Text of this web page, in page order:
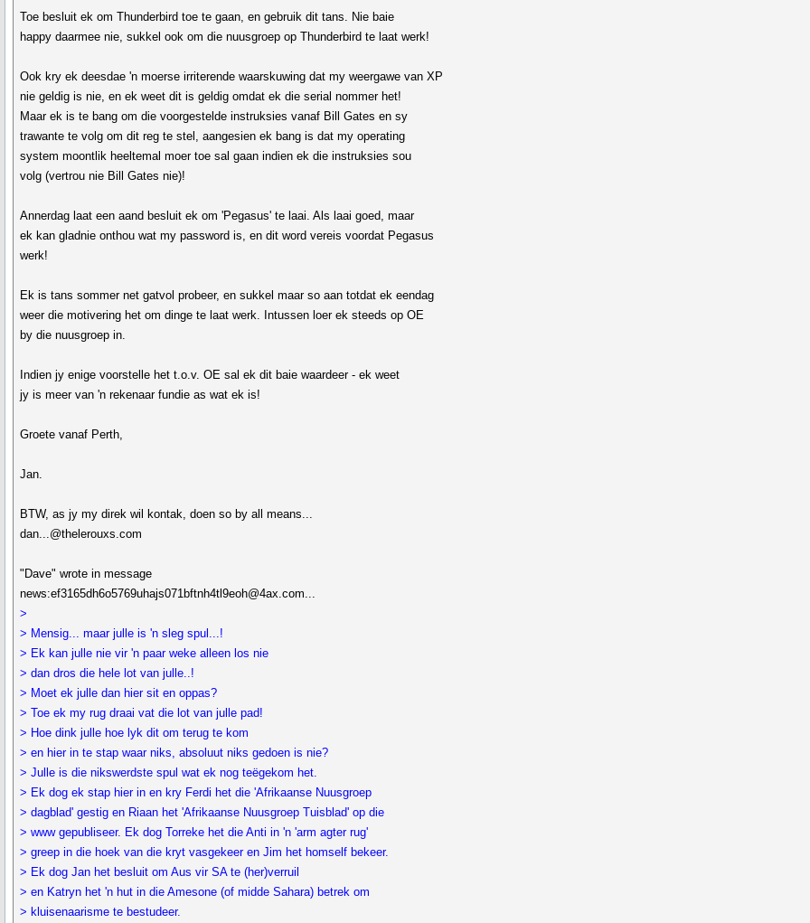
Toe besluit ek om Thunderbird toe te gaan, en gebruik dit tans. Nie baie
happy daarmee nie, sukkel ook om die nuusgroep op Thunderbird te laat werk!
Ook kry ek deesdae 'n moerse irriterende waarskuwing dat my weergawe van XP
nie geldig is nie, en ek weet dit is geldig omdat ek die serial nommer het!
Maar ek is te bang om die voorgestelde instruksies vanaf Bill Gates en sy
trawante te volg om dit reg te stel, aangesien ek bang is dat my operating
system moontlik heeltemal moer toe sal gaan indien ek die instruksies sou
volg (vertrou nie Bill Gates nie)!
Annerdag laat een aand besluit ek om 'Pegasus' te laai. Als laai goed, maar
ek kan gladnie onthou wat my password is, en dit word vereis voordat Pegasus
werk!
Ek is tans sommer net gatvol probeer, en sukkel maar so aan totdat ek eendag
weer die motivering het om dinge te laat werk. Intussen loer ek steeds op OE
by die nuusgroep in.
Indien jy enige voorstelle het t.o.v. OE sal ek dit baie waardeer - ek weet
jy is meer van 'n rekenaar fundie as wat ek is!
Groete vanaf Perth,
Jan.
BTW, as jy my direk wil kontak, doen so by all means...
dan...@thelerouxs.com
"Dave" wrote in message
news:ef3165dh6o5769uhajs071bftnh4tl9eoh@4ax.com...
>
> Mensig... maar julle is 'n sleg spul...!
> Ek kan julle nie vir 'n paar weke alleen los nie
> dan dros die hele lot van julle..!
> Moet ek julle dan hier sit en oppas?
> Toe ek my rug draai vat die lot van julle pad!
> Hoe dink julle hoe lyk dit om terug te kom
> en hier in te stap waar niks, absoluut niks gedoen is nie?
> Julle is die nikswerdste spul wat ek nog teëgekom het.
> Ek dog ek stap hier in en kry Ferdi het die 'Afrikaanse Nuusgroep
> dagblad' gestig en Riaan het 'Afrikaanse Nuusgroep Tuisblad' op die
> www gepubliseer. Ek dog Torreke het die Anti in 'n 'arm agter rug'
> greep in die hoek van die kryt vasgekeer en Jim het homself bekeer.
> Ek dog Jan het besluit om Aus vir SA te (her)verruil
> en Katryn het 'n hut in die Amesone (of midde Sahara) betrek om
> kluisenaarisme te bestudeer.